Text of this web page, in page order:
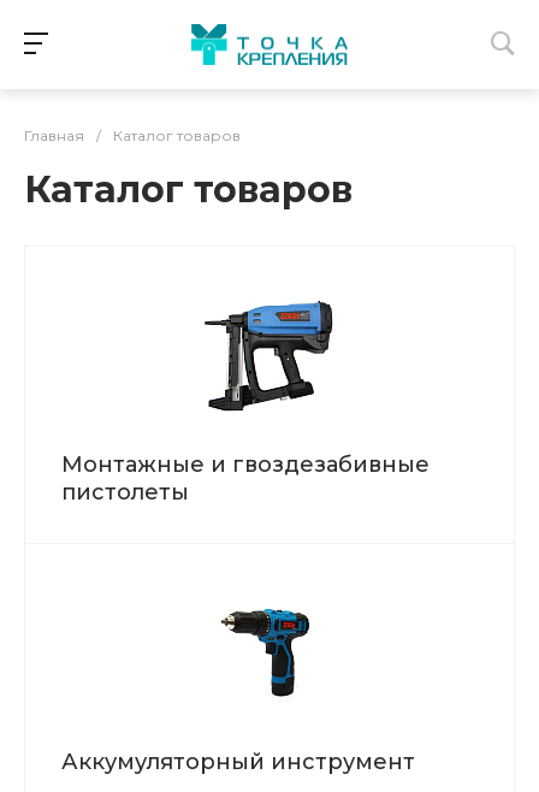
Главная / Каталог товаров
Каталог товаров
Монтажные и гвоздезабивные
пистолеты
Аккумуляторный инструмент